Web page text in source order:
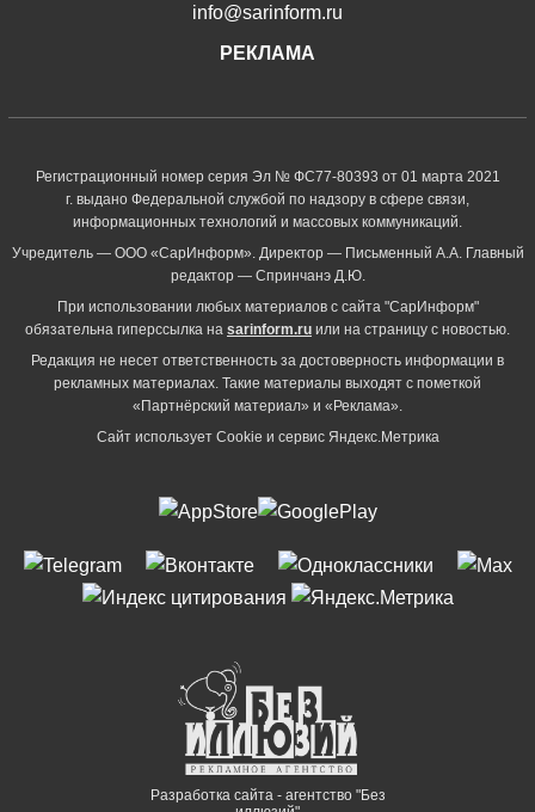
info@sarinform.ru
РЕКЛАМА
Регистрационный номер серия Эл № ФС77-80393 от 01 марта 2021
г. выдано Федеральной службой по надзору в сфере связи,
информационных технологий и массовых коммуникаций.
Учредитель — ООО «СарИнформ». Директор — Письменный А.А. Главный
редактор — Спринчанэ Д.Ю.
При использовании любых материалов с сайта "СарИнформ"
обязательна гиперссылка на sarinform.ru или на страницу с новостью.
Редакция не несет ответственность за достоверность информации в
рекламных материалах. Такие материалы выходят с пометкой
«Партнёрский материал» и «Реклама».
Сайт использует Cookie и сервиc Яндекс.Метрика
Разработка сайта - агентство "Без